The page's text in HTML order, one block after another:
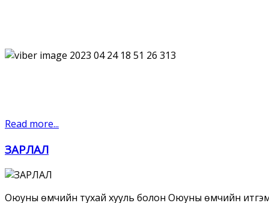
Read more...
ЗАРЛАЛ
Оюуны өмчийн тухай хууль болон Оюуны өмчийн